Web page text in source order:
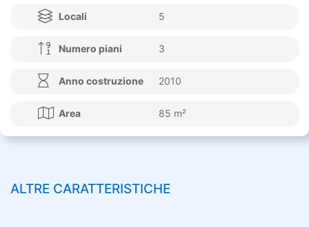
Locali 5
Numero piani 3
Anno costruzione 2010
Area 85 m²
ALTRE CARATTERISTICHE